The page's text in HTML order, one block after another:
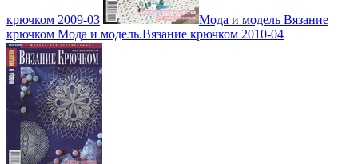
крючком 2009-03
Мода и модель Вязание
крючком Мода и модель.Вязание крючком 2010-04